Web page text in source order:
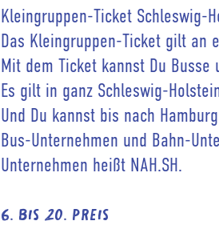
Kleingruppen-Ticket Schleswig-
Das Kleingruppen-Ticket gilt an
Mit dem Ticket kannst Du Busse
Es gilt in ganz Schleswig-
Und Du kannst bis nach
Bus-Unternehmen und Bahn-
Unternehmen heißt NAH.SH.
6. bis 20. Preis